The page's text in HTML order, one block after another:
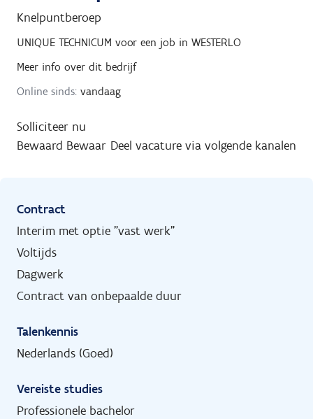
Knelpuntberoep
UNIQUE TECHNICUM voor een job in WESTERLO
Meer info over dit bedrijf
Online sinds: vandaag
Solliciteer nu
Bewaard Bewaar Deel vacature via volgende kanalen
Contract
Interim met optie "vast werk"
Voltijds
Dagwerk
Contract van onbepaalde duur
Talenkennis
Nederlands (Goed)
Vereiste studies
Professionele bachelor